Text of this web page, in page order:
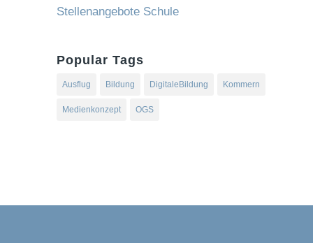
Stellenangebote Schule
Popular Tags
Ausflug Bildung DigitaleBildung Kommern
Medienkonzept OGS